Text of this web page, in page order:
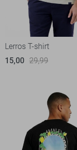
Lerros T-shirt
15,00 29,99